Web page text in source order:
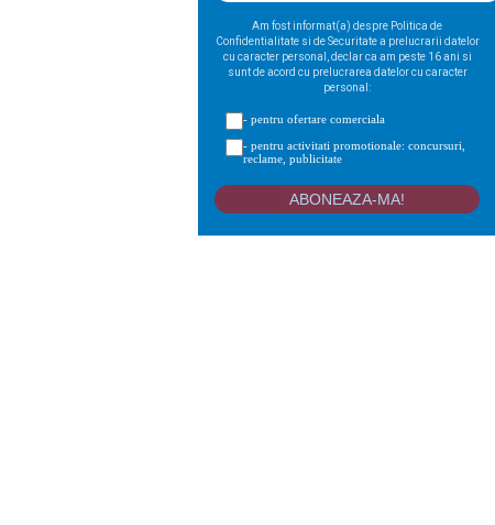
Am fost informat(a) despre Politica de
Confidentialitate si de Securitate a prelucrarii datelor
cu caracter personal, declar ca am peste 16 ani si
sunt de acord cu prelucrarea datelor cu caracter
personal:
- pentru ofertare comerciala
- pentru activitati promotionale: concursuri,
reclame, publicitate